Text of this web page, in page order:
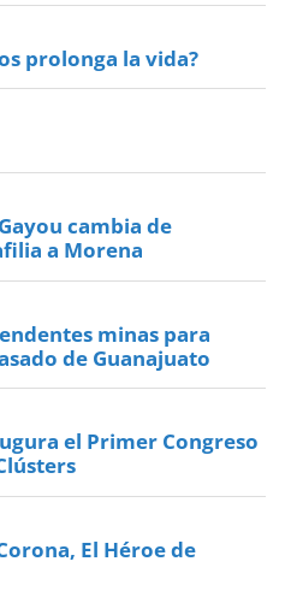
prolonga la vida?
cambia de
a Morena
minas para
de Guanajuato
el Primer Congreso
El Héroe de